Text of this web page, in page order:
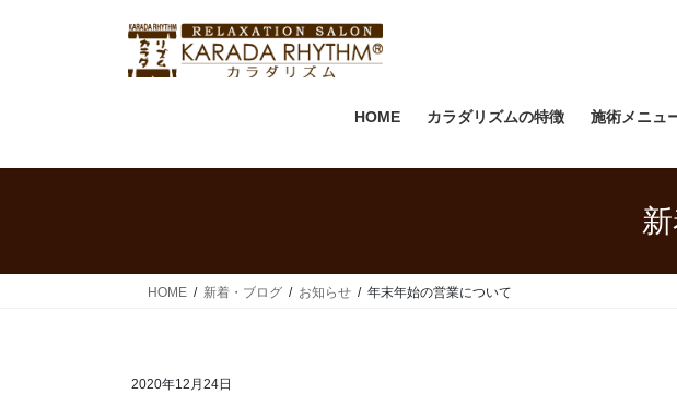
HOME カラダリズムの特徴 施術メニュ
HOME 新着・ブログ お知らせ 年末年始の営業について
2020年12月24日